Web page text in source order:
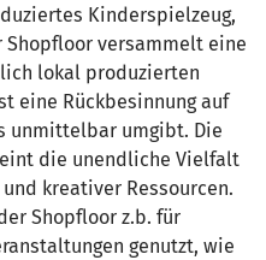
Kinderspielzeug,
Shopfloor versammelt eine
lokal produzierten
eine Rückbesinnung auf
unmittelbar umgibt. Die
die unendliche Vielfalt
kreativer Ressourcen.
Shopfloor z.b. für
genutzt, wie